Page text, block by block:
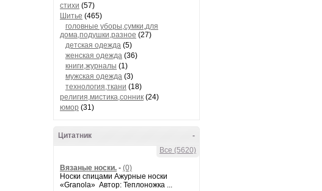
стихи (57)
Шитье (465)
головные уборы,сумки,для
дома,подушки,разное (27)
детская одежда (5)
женская одежда (36)
книги,журналы (1)
мужская одежда (3)
технология,ткани (18)
религия,мистика,сонник (24)
юмор (31)
-
Цитатник
Все (5620)
Вязаные носки. - (0)
Носки спицами Ажурные носки
«Granola» Автор: Теплоножка ...